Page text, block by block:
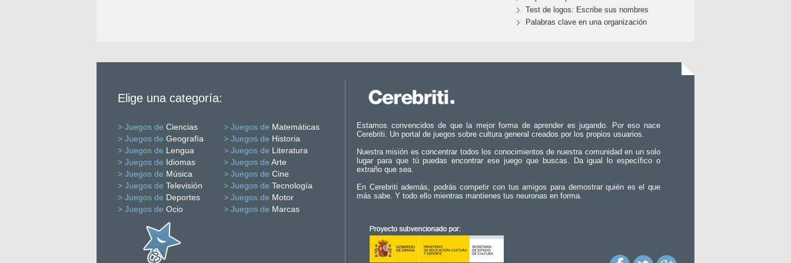
Test de logos: Escribe sus nombres
Palabras clave en una organización
Elige una categoría:
> Juegos de Ciencias > Juegos de Matemáticas
> Juegos de Geografía > Juegos de Historia
> Juegos de Lengua > Juegos de Literatura
> Juegos de Idiomas > Juegos de Arte
> Juegos de Música > Juegos de Cine
> Juegos de Televisión > Juegos de Tecnología
> Juegos de Deportes > Juegos de Motor
> Juegos de Ocio > Juegos de Marcas
Estamos convencidos de que la mejor forma de aprender es jugando. Por eso nace
Cerebriti. Un portal de juegos sobre cultura general creados por los propios usuarios.
Nuestra misión es concentrar todos los conocimientos de nuestra comunidad en un solo
lugar para que tú puedas encontrar ese juego que buscas. Da igual lo específico o
extraño que sea.
En Cerebriti además, podrás competir con tus amigos para demostrar quién es el que
más sabe. Y todo ello mientras mantienes tus neuronas en forma.